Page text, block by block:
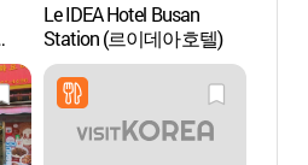
.
Le IDEA Hotel Busan
Station (르이데아호텔)